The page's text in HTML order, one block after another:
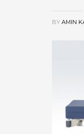
BY AMIN